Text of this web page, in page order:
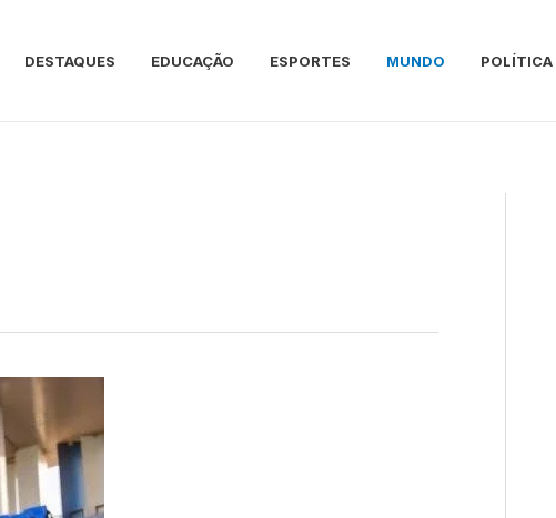
DESTAQUES EDUCAÇÃO ESPORTES MUNDO POLÍTICA